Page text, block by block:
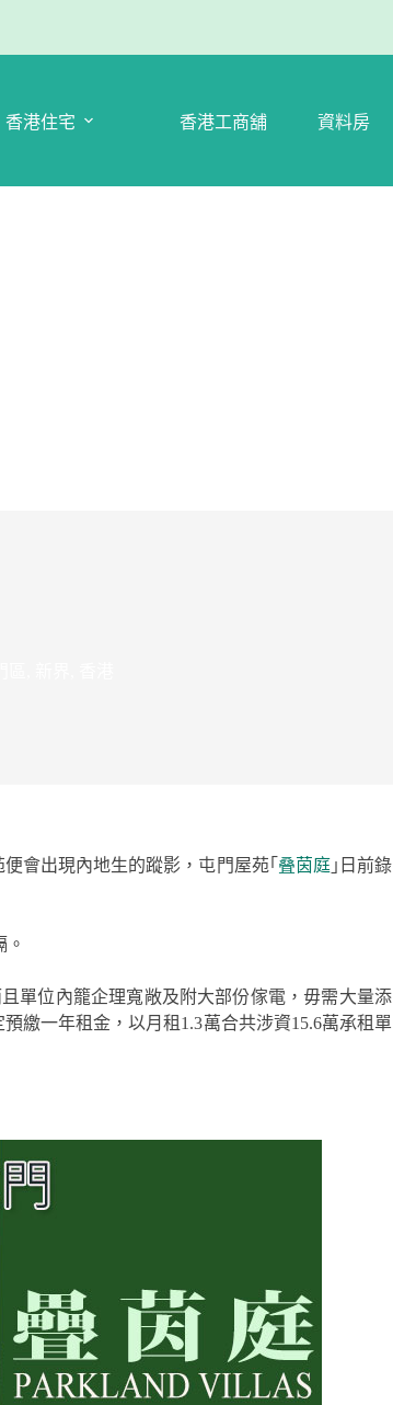
香港住宅 香港工商舖 資料房
會出現內地生的蹤影，屯門屋苑｢ 叠茵庭｣日前錄
單位內籠企理寬敞及附大部份傢電，毋需大量添
繳一年租金，以月租1.3萬合共涉資15.6萬承租單